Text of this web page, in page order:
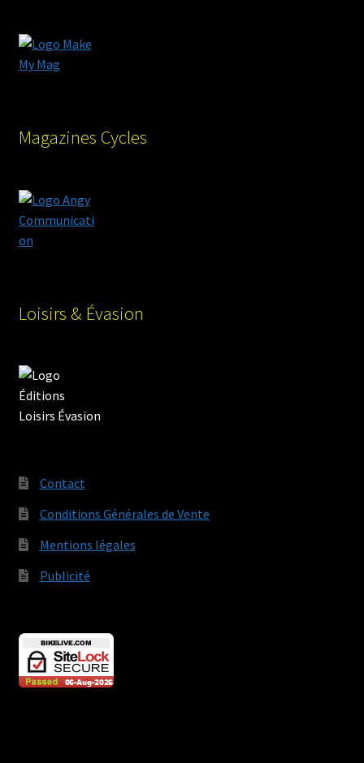
Magazines Cycles
Loisirs & Évasion
Contact
Conditions Générales de Vente
Mentions légales
Publicité